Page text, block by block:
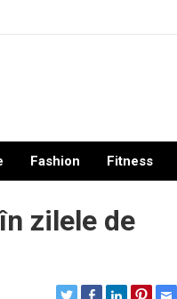
Fashion Fitness
zilele de